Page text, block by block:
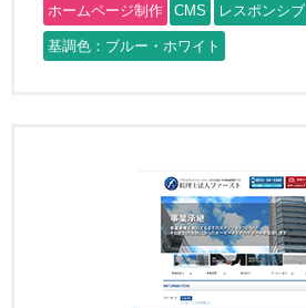
ホームページ制作 CMS レスポンシブ
基調色：ブルー・ホワイト